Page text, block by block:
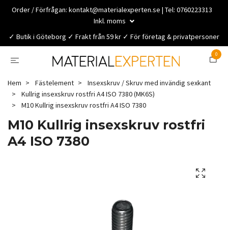
Order / Förfrågan: kontakt@materialexperten.se | Tel: 0760223313
Inkl. moms
✓ Butik i Göteborg ✓ Frakt från 59 kr ✓ För företag & privatpersoner
0
Hem Fästelement
Insexskruv / Skruv med invändig sexkant
Kullrig insexskruv rostfri A4 ISO 7380 (MK6S)
M10 Kullrig insexskruv rostfri A4 ISO 7380
M10 Kullrig insexskruv rostfri
A4 ISO 7380